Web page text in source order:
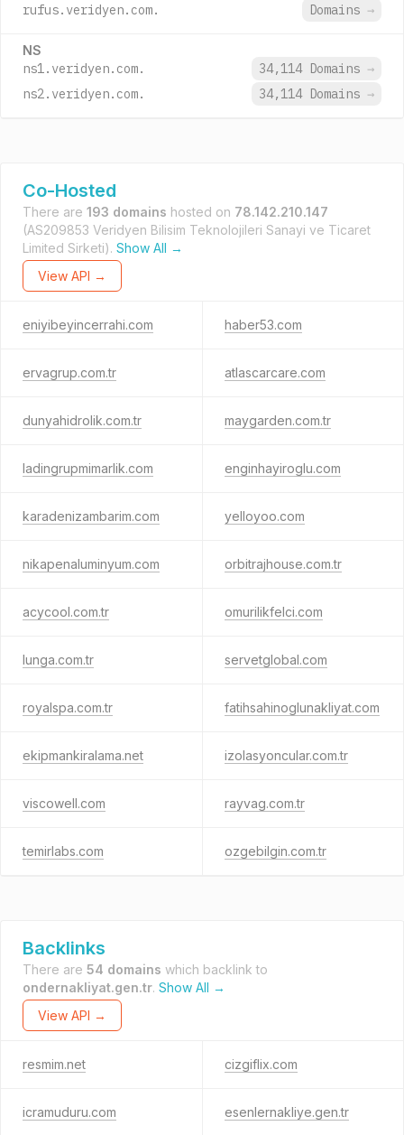
rufus.veridyen.com. Domains →
NS
ns1.veridyen.com. 34,114 Domains →
ns2.veridyen.com.
34,114 Domains →
Co-Hosted
There are 193 domains hosted on 78.142.210.147
(AS209853 Veridyen Bilisim Teknolojileri Sanayi ve Ticaret
Limited Sirketi). Show All →
View API →
eniyibeyincerrahi.com haber53.com
ervagrup.com.tr atlascarcare.com
dunyahidrolik.com.tr maygarden.com.tr
ladingrupmimarlik.com enginhayiroglu.com
karadenizambarim.com yelloyoo.com
nikapenaluminyum.com orbitrajhouse.com.tr
acycool.com.tr omurilikfelci.com
lunga.com.tr servetglobal.com
royalspa.com.tr fatihsahinoglunakliyat.com
ekipmankiralama.net izolasyoncular.com.tr
viscowell.com rayvag.com.tr
temirlabs.com ozgebilgin.com.tr
Backlinks
There are 54 domains which backlink to
ondernakliyat.gen.tr. Show All →
View API →
resmim.net cizgiflix.com
icramuduru.com esenlernakliye.gen.tr